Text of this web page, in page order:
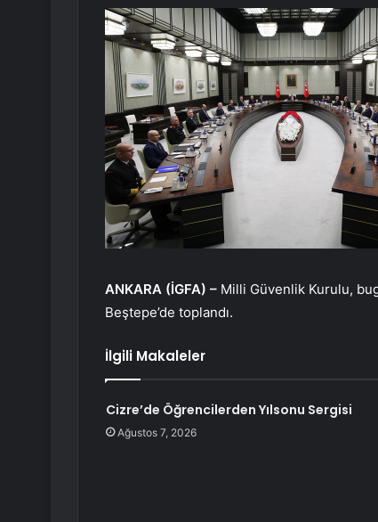
ANKARA (İGFA) – Milli Güvenlik Kurulu,
Beştepe’de toplandı.
İlgili Makaleler
Cizre’de Öğrencilerden Yılsonu Sergisi
Ağustos 7, 2026